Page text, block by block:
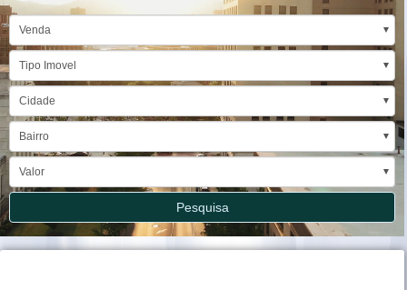
Venda
Tipo Imovel
Cidade
Bairro
Valor
Pesquisa